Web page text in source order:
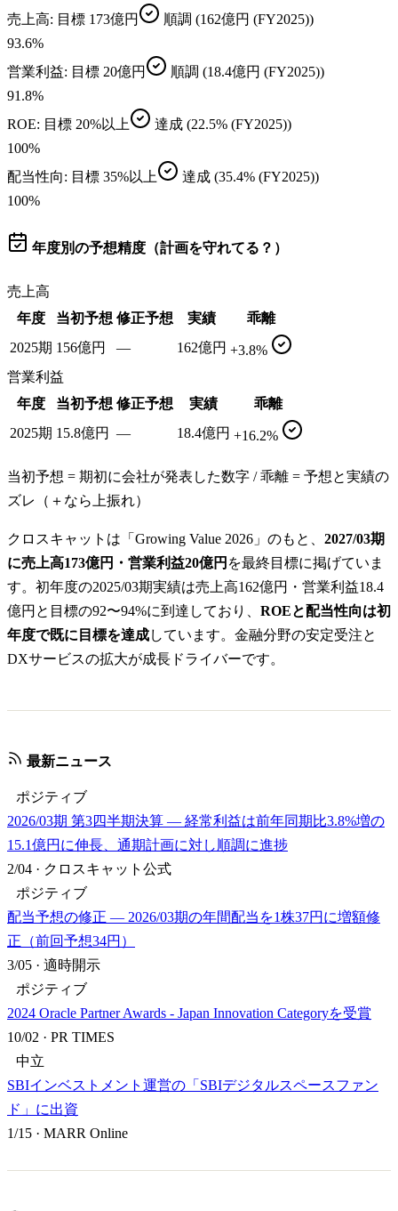
売上高: 目標 173億円 順調 (162億円 (FY2025))
93.6%
営業利益: 目標 20億円 順調 (18.4億円 (FY2025))
91.8%
ROE: 目標 20%以上 達成 (22.5% (FY2025))
100%
配当性向: 目標 35%以上 達成 (35.4% (FY2025))
100%
年度別の予想精度（計画を守れてる？）
売上高
年度
当初予想 修正予想 実績
乖離
2025期 156億円 — 162億円 +3.8%
営業利益
年度
当初予想 修正予想 実績
乖離
2025期 15.8億円 — 18.4億円 +16.2%
当初予想 = 期初に会社が発表した数字 / 乖離 = 予想と実績の
ズレ（＋なら上振れ）
クロスキャットは「Growing Value 2026」のもと、 2027/03期
に売上高173億円・営業利益20億円 を最終目標に掲げていま
す。初年度の2025/03期実績は売上高162億円・営業利益18.4
億円と目標の92〜94%に到達しており、 ROEと配当性向は初
年度で既に目標を達成しています。金融分野の安定受注と
DXサービスの拡大が成長ドライバーです。
最新ニュース
ポジティブ
2026/03期 第3四半期決算 — 経常利益は前年同期比3.8%増の
15.1億円に伸長、通期計画に対し順調に進捗
2/04 · クロスキャット公式
ポジティブ
配当予想の修正 — 2026/03期の年間配当を1株37円に増額修
正（前回予想34円）
3/05 · 適時開示
ポジティブ
2024 Oracle Partner Awards - Japan Innovation Categoryを受賞
10/02 · PR TIMES
中立
SBIインベストメント運営の「SBIデジタルスペースファン
ド」に出資
1/15 · MARR Online